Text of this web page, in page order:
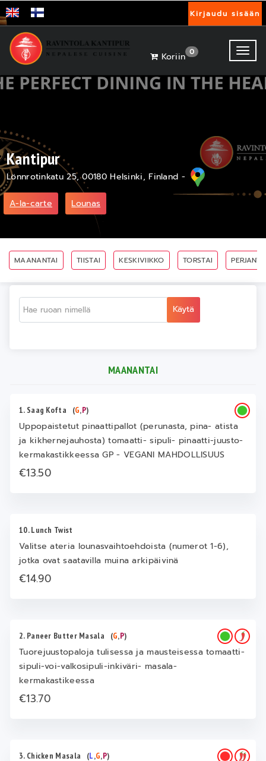
Kirjaudu sisään
Koriin0
Kantipur
Lönnrotinkatu 25, 00180 Helsinki, Finland -
A-la-carte Lounas
MAANANTAI TIISTAI KESKIVIIKKO TORSTAI
Käytä
MAANANTAI
1. Saag Kofta (G,P)
Uppopaistetut pinaattipallot (perunasta, pina- atista
ja kikhernejauhosta) tomaatti- sipuli- pinaatti-juusto-
kermakastikkeessa GP - VEGANI MAHDOLLISUUS
€13.50
10. Lunch Twist
Valitse ateria lounasvaihtoehdoista (numerot 1-6),
jotka ovat saatavilla muina arkipäivinä
€14.90
2. Paneer Butter Masala (G,P)
Tuorejuustopaloja tulisessa ja mausteisessa tomaatti-
sipuli-voi-valkosipuli-inkiväri- masala-
kermakastikeessa
€13.70
3. Chicken Masala (L,G,P)